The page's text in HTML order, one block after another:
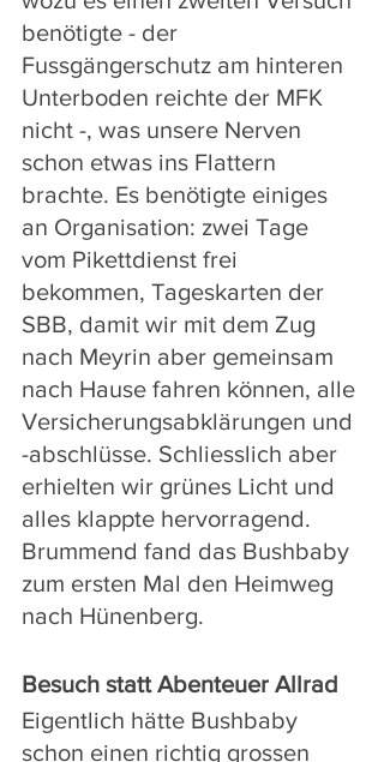
benötigte - der
Fussgängerschutz am hinteren
Unterboden reichte der MFK
nicht -, was unsere Nerven
schon etwas ins Flattern
brachte. Es benötigte einiges
an Organisation: zwei Tage
vom Pikettdienst frei
bekommen, Tageskarten der
SBB, damit wir mit dem Zug
nach Meyrin aber gemeinsam
nach Hause fahren können, alle
Versicherungsabklärungen und
-abschlüsse. Schliesslich aber
erhielten wir grünes Licht und
alles klappte hervorragend.
Brummend fand das Bushbaby
zum ersten Mal den Heimweg
nach Hünenberg.
Besuch statt Abenteuer Allrad
Eigentlich hätte Bushbaby
schon einen richtig grossen